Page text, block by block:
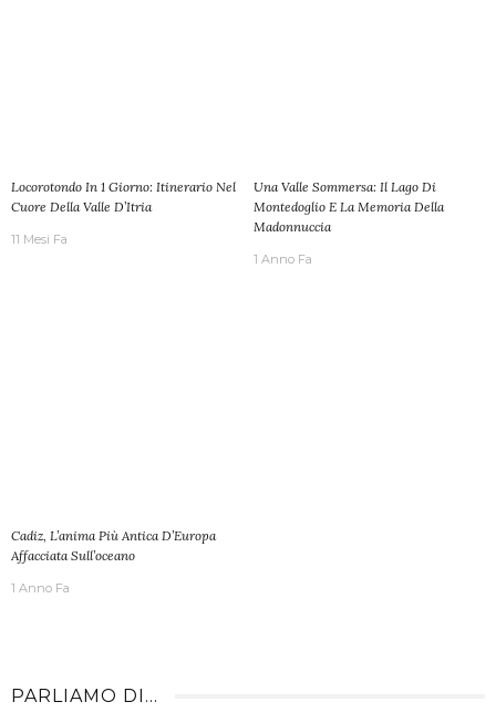
Locorotondo In 1 Giorno: Itinerario Nel
Cuore Della Valle D’Itria
11 Mesi Fa
Una Valle Sommersa: Il Lago Di
Montedoglio E La Memoria Della
Madonnuccia
1 Anno Fa
Cadiz, L’anima Più Antica D’Europa
Affacciata Sull’oceano
1 Anno Fa
PARLIAMO DI…